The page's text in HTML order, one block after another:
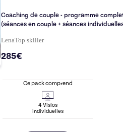
Coaching de couple - programme
(séances en couple + séances
LenaTop skiller
285€
Ce pack comprend
4Visios
individuelles